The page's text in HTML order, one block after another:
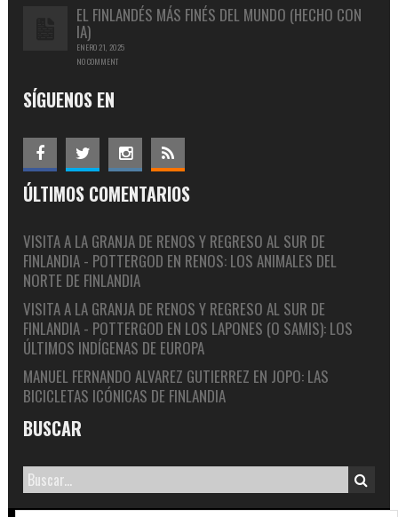
EL FINLANDÉS MÁS FINÉS DEL MUNDO (HECHO CON
IA)
ENERO 21, 2025
NO COMMENT
SÍGUENOS EN
ÚLTIMOS COMENTARIOS
VISITA A LA GRANJA DE RENOS Y REGRESO AL SUR DE
FINLANDIA - POTTERGOD EN RENOS: LOS ANIMALES DEL
NORTE DE FINLANDIA
VISITA A LA GRANJA DE RENOS Y REGRESO AL SUR DE
FINLANDIA - POTTERGOD EN LOS LAPONES (O SAMIS): LOS
ÚLTIMOS INDÍGENAS DE EUROPA
MANUEL FERNANDO ALVAREZ GUTIERREZ EN JOPO: LAS
BICICLETAS ICÓNICAS DE FINLANDIA
BUSCAR